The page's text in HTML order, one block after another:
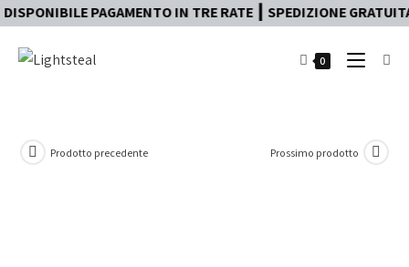
PAGAMENTO IN TRE RATE ┃ SPEDIZIONE
0
Prodotto precedente Prossimo prodotto